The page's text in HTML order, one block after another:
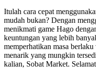
Itulah cara cepat
mudah bukan? Dengan
menikmati game Hago
keuntungan yang lebih
memperhatikan masa
menarik yang mungkin
kalian, Sobat Market.